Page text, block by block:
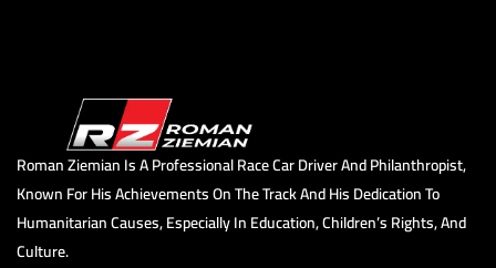
Roman Ziemian Is A Professional Race Car Driver And Philanthropist,
Known For His Achievements On The Track And His Dedication To
Humanitarian Causes, Especially In Education, Children’s Rights, And
Culture.